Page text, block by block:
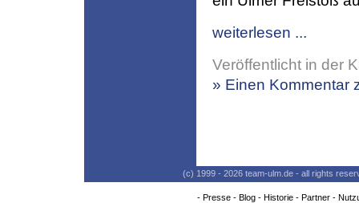
weiterlesen ...
Veröffentlicht in der
» Einen Kommentar
(c) 1999 - 2026 team-ulm.de - all rights
- Presse- Blog- Historie- Partner-